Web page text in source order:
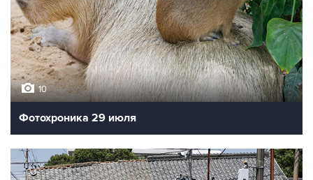
10
Фотохроника 29 июля